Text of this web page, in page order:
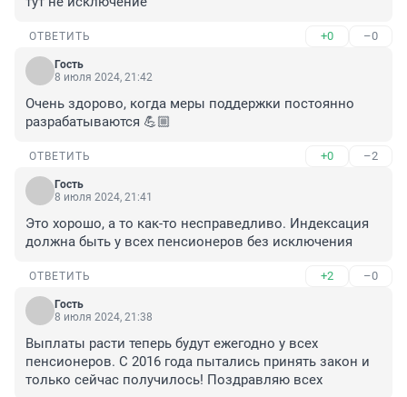
ОТВЕТИТЬ +0 –0
Гость
8 июля 2024, 21:42
Очень здорово, когда меры поддержки постоянно
разрабатываются 💪🏼
ОТВЕТИТЬ +0 –2
Гость
8 июля 2024, 21:41
Это хорошо, а то как-то несправедливо. Индексация
должна быть у всех пенсионеров без исключения
ОТВЕТИТЬ +2 –0
Гость
8 июля 2024, 21:38
Выплаты расти теперь будут ежегодно у всех
пенсионеров. С 2016 года пытались принять закон и
только сейчас получилось! Поздравляю всех